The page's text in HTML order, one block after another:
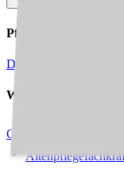
Pflegejobs in
Düsseldorf
Weitere Jobs in
Gesundheits- und